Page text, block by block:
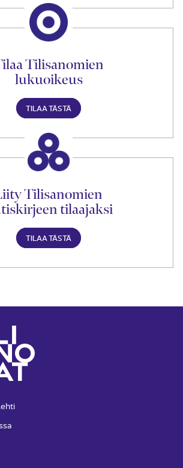
Tilisanomien
lukuoikeus
TILAA TÄSTÄ
Tilisanomien
tilaajaksi
TILAA TÄSTÄ